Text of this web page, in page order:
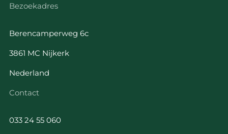
Bezoekadres
Berencamperweg 6c
3861 MC Nijkerk
Nederland
Contact
033 24 55 060